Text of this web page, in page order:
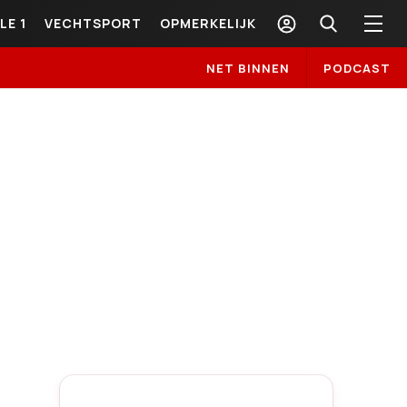
1 VECHTSPORT OPMERKELIJK
NET BINNEN PODCAST